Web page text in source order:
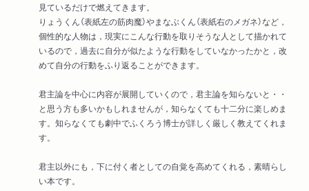
くんの黙過とりょうこちゃんの腐敗
第19章 市民を歩兵にすることについて――権謀術数の大運動
会、ひろしくんの馬
第20章 分断工作について――騎馬戦の反乱、りょうくんとつ
第21章 同盟と中立――決戦の雪合戦、たけるくんの優柔
第22章 有能な側近から適切な助言を得るためには――福笑い
の敗北、りょうこちゃんの斜陽
第23章 運命に打ち勝つには――女帝堕つ、運命に見放された
りょうこちゃん
エピローグ 5年3組統一――ひろしくんの勝利
見ているだけで燃えてきます。
りょうくん（表紙左の筋肉魔）やまなぶくん（表紙右のメガネ）など，
個性的な人物は，現実にこんな行動を取りそうな人として描かれて
いるので，過去に自分が似たような行動をしていなかったかと，改
めて自分の行動をふり返ることができます。
君主論を中心に内容が展開していくので，君主論を知らないと・・
と思う方も多いかもしれませんが，知らなくても十二分に楽しめま
す。知らなくても劇中でふくろう博士が詳しく厳しく教えてくれま
す。
君主以外にも，下に付く者としての自覚を高めてくれる，素晴らし
い本です。